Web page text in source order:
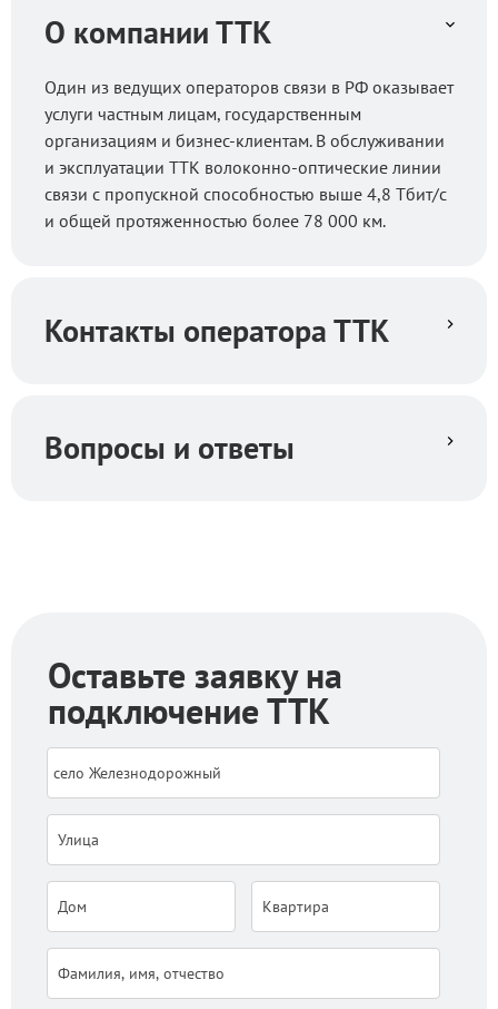
О компании ТТК
Один из ведущих операторов связи в РФ оказывает
услуги частным лицам, государственным
организациям и бизнес-клиентам. В обслуживании
и эксплуатации ТТК волоконно-оптические линии
связи с пропускной способностью выше 4,8 Тбит/с
и общей протяженностью более 78 000 км.
Контакты оператора ТТК
Вопросы и ответы
Оставьте заявку на
подключение ТТК